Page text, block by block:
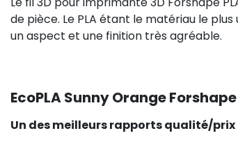
de pièce. Le PLA étant le matériau le plus
un aspect et une finition très agréable.
EcoPLA Sunny Orange
Un des meilleurs rapports qualité/prix